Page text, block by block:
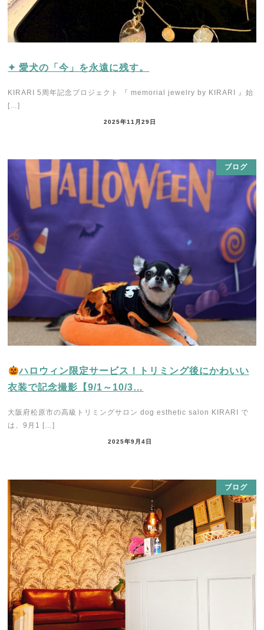
✦ 愛犬の「今」を永遠に残す。
KIRARI 5周年記念プロジェクト 『 memorial jewelry by KIRARI 』始
[…]
2025年11月29日
ブログ
ハロウィン限定サービス！トリミング後にかわいい
衣装で記念撮影【9/1～10/3…
大阪府松原市の高級トリミングサロン dog esthetic salon KIRARI で
は、9月1 […]
2025年9月4日
ブログ